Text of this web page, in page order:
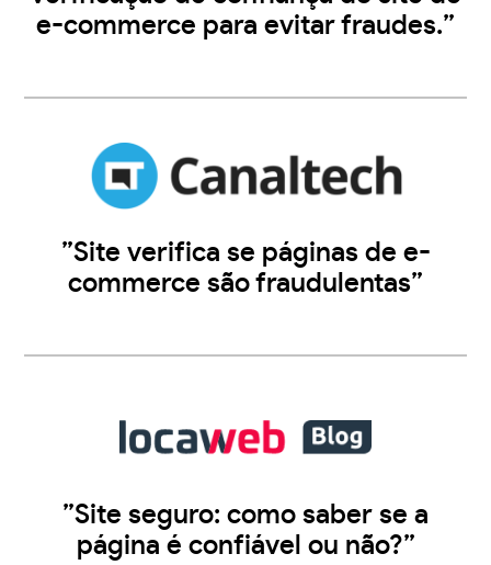
e-commerce para evitar fraudes.”
”Site verifica se páginas de e-
commerce são fraudulentas”
”Site seguro: como saber se a
página é confiável ou não?”